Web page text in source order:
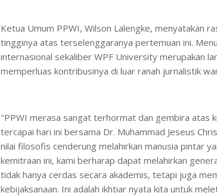
Ketua Umum PPWI, Wilson Lalengke, menyatakan
tingginya atas terselenggaranya pertemuan ini.
internasional sekaliber WPF University merupakan
memperluas kontribusinya di luar ranah jurnalistik
"PPWI merasa sangat terhormat dan gembira atas
tercapai hari ini bersama Dr. Muhammad Jeseus
nilai filosofis cenderung melahirkan manusia pintar
kemitraan ini, kami berharap dapat melahirkan
tidak hanya cerdas secara akademis, tetapi juga
kebijaksanaan. Ini adalah ikhtiar nyata kita untuk